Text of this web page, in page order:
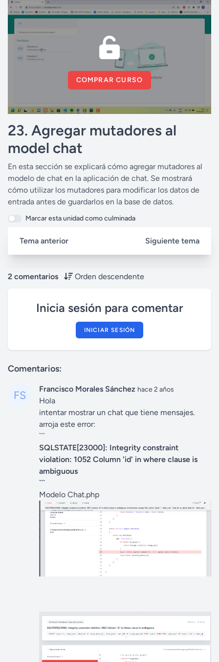
COMPRAR CURSO
23. Agregar mutadores al
model chat
En esta sección se explicará cómo agregar mutadores al
modelo de chat en la aplicación de chat. Se mostrará
cómo utilizar los mutadores para modificar los datos de
entrada antes de guardarlos en la base de datos.
Marcar esta unidad como culminada
Tema anterior Siguiente tema
2 comentarios Orden descendente
Inicia sesión para comentar
INICIAR SESIÓN
Comentarios:
Francisco Morales Sánchez hace 2 años
Hola
intentar mostrar un chat que tiene mensajes.
arroja este error:
```
SQLSTATE[23000]: Integrity constraint
violation: 1052 Column 'id' in where clause is
ambiguous
```
Modelo Chat.php